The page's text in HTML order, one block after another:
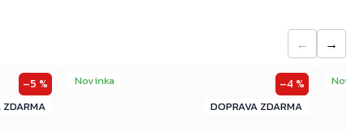
← →
ZDARMA
–5 % Novinka
ZDARMA
–4 %